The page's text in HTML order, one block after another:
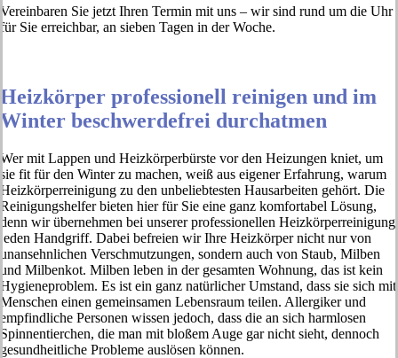
Vereinbaren Sie jetzt Ihren Termin mit uns – wir sind rund um die Uhr
für Sie erreichbar, an sieben Tagen in der Woche.
Heizkörper professionell reinigen und im
Winter beschwerdefrei durchatmen
Wer mit Lappen und Heizkörperbürste vor den Heizungen kniet, um
sie fit für den Winter zu machen, weiß aus eigener Erfahrung, warum
Heizkörperreinigung zu den unbeliebtesten Hausarbeiten gehört. Die
Reinigungshelfer bieten hier für Sie eine ganz komfortabel Lösung,
denn wir übernehmen bei unserer professionellen Heizkörperreinigung
jeden Handgriff. Dabei befreien wir Ihre Heizkörper nicht nur von
unansehnlichen Verschmutzungen, sondern auch von Staub, Milben
und Milbenkot. Milben leben in der gesamten Wohnung, das ist kein
Hygieneproblem. Es ist ein ganz natürlicher Umstand, dass sie sich mit
Menschen einen gemeinsamen Lebensraum teilen. Allergiker und
empfindliche Personen wissen jedoch, dass die an sich harmlosen
Spinnentierchen, die man mit bloßem Auge gar nicht sieht, dennoch
gesundheitliche Probleme auslösen können.